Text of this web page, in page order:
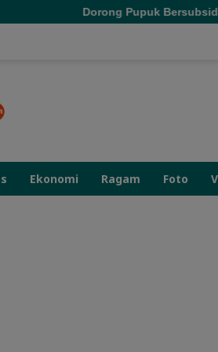
Pupuk Bersubsidi Tepat Sasaran,
Ekonomi Ragam Foto